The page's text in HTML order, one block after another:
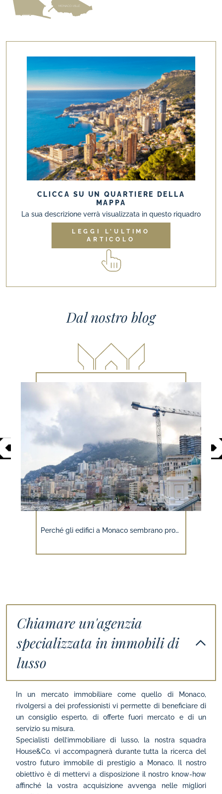
MONACO -VILLE
PORT
CLICCA SU UN QUARTIERE DELLA
MAPPA
La sua descrizione verrà visualizzata in questo riquadro
LEGGI L'ULTIMO
ARTICOLO
Dal nostro blog
Monaco a piedi: il modo più autentico per scoprire il Principato
Chiamare un'agenzia
specializzata in immobili di
lusso
In un mercato immobiliare come quello di Monaco,
rivolgersi a dei professionisti vi permette di beneficiare di
un consiglio esperto, di offerte fuori mercato e di un
servizio su misura.
Specialisti dell’immobiliare di lusso, la nostra squadra
House&Co. vi accompagnerà durante tutta la ricerca del
vostro futuro immobile di prestigio a Monaco. Il nostro
obiettivo è di mettervi a disposizione il nostro know-how
affinché la vostra acquisizione avvenga nelle migliori